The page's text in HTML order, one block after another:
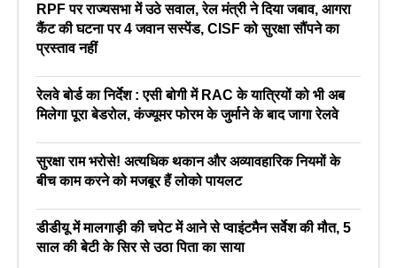
RPF पर राज्यसभा में उठे सवाल, रेल मंत्री ने दिया जबाव, आगरा
कैंट की घटना पर 4 जवान सस्पेंड, CISF को सुरक्षा सौंपने का
प्रस्ताव नहीं
रेलवे बोर्ड का निर्देश : एसी बोगी में RAC के यात्रियों को भी अब
मिलेगा पूरा बेडरोल, कंज्यूमर फोरम के जुर्माने के बाद जागा रेलवे
सुरक्षा राम भरोसे! अत्यधिक थकान और अव्यावहारिक नियमों के
बीच काम करने को मजबूर हैं लोको पायलट
डीडीयू में मालगाड़ी की चपेट में आने से प्वाइंटमैन सर्वेश की मौत, 5
साल की बेटी के सिर से उठा पिता का साया